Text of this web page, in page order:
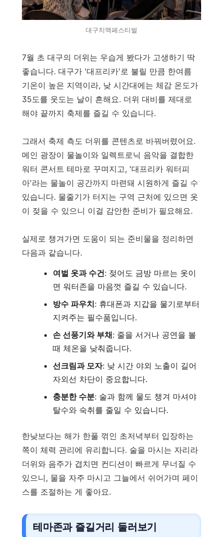
대구치맥페스티벌
7월 초 대구의 더위는 우습게 봤다가 고생하기 딱
좋습니다. 대구가 '대프리카'로 불릴 만큼 한여름
기온이 높은 지역이라, 낮 시간대에는 체감 온도가
35도를 웃도는 날이 흔해요. 더위 대비를 제대로
해야 끝까지 축제를 즐길 수 있습니다.
그래서 축제 측도 더위를 콘텐츠로 바꿔버렸어요.
메인 광장이 물놀이와 일렉트로닉 음악을 결합한
워터 콘서트 테마로 꾸며지고, '대프리카 워터피
아'라는 물놀이 공간까지 마련돼 시원하게 즐길 수
있습니다. 물줄기가 터지는 구역 근처에 있으면 옷
이 젖을 수 있으니 이걸 감안한 준비가 필요해요.
실제로 챙겨가면 도움이 되는 준비물을 정리하면
다음과 같습니다.
여벌 옷과 수건: 젖어도 금방 마르는 옷이
면 워터존을 마음껏 즐길 수 있습니다.
방수 파우치: 휴대폰과 지갑을 물기로부터
지켜주는 필수품입니다.
손 선풍기와 부채: 줄을 서거나 공연을 볼
때 체온을 낮춰줍니다.
선크림과 모자: 낮 시간 야외 노출이 길어
자외선 차단이 중요합니다.
충분한 수분: 술과 함께 물도 챙겨 마셔야
탈수와 숙취를 줄일 수 있습니다.
한낮보다는 해가 한풀 꺾인 초저녁부터 입장하는
쪽이 체력 관리에 유리합니다. 술을 마시는 자리라
더위와 음주가 겹치면 컨디션이 빠르게 무너질 수
있으니, 물을 자주 마시고 그늘에서 쉬어가며 페이
스를 조절하는 게 좋아요.
테마존과 즐길거리 둘러보기